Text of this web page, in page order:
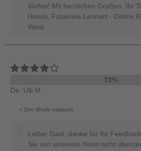
dürfen! Mit herzlichen Grüßen, Ihr
Hotels, Fabienne Lennert - Online
West
73%
De: Ulli M.
Des détails indiquent
Lieber Gast, danke für Ihr
Sie von unserem Hotel nicht